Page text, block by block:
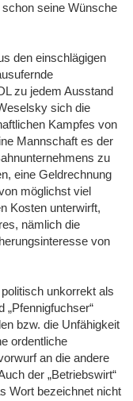
seine Wünsche
den einschlägigen
zu jedem Ausstand
sich die
Kampfes von
Mannschaft es der
zu
eine Geldrechnung
möglichst viel
Kosten unterwirft,
nämlich die
von
unkorrekt als
„Pfennigfuchser“
bzw. die Unfähigkeit
ordentliche
an die andere
der „Betriebswirt“
Wort bezeichnet nicht